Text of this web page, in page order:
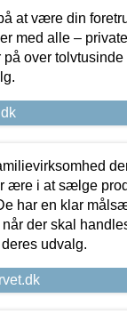
at være din
med alle –
over
ære i at sælge
har en klar
der skal
udvalg.